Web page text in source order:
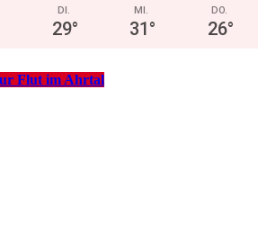
DI.
29°
MI.
31°
DO.
26°
Flut im Ahrtal